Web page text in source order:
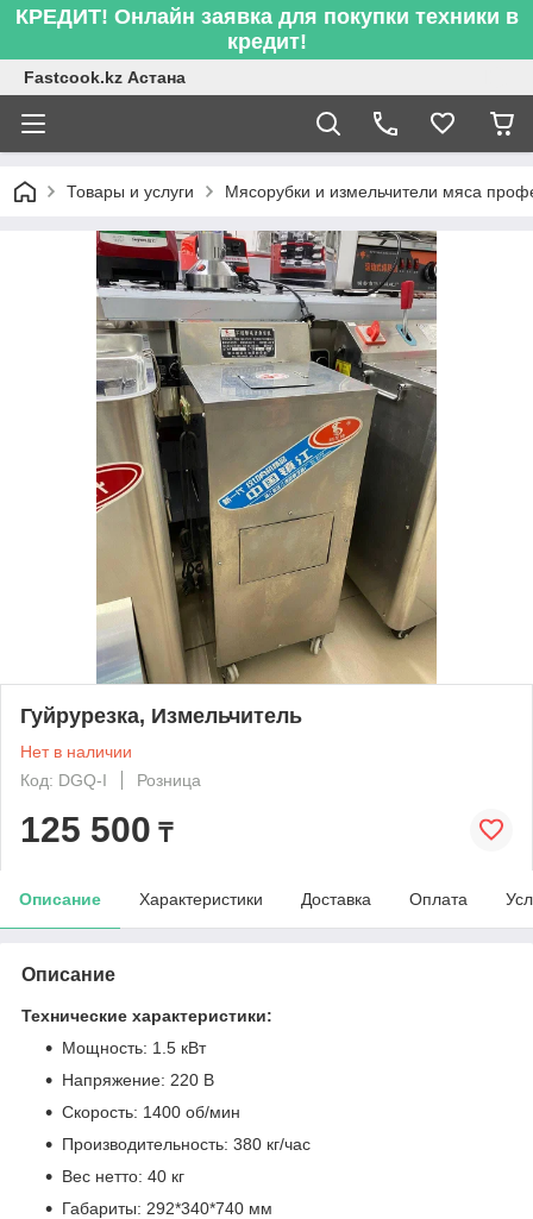
КРЕДИТ! Онлайн заявка для покупки техники в
кредит!
Fastcook.kz Астана
Товары и услуги Мясорубки и измельчители мяса
Гуйрурезка, Измельчитель
Нет в наличии
Код: DGQ-I
Розница
125 500 ₸
Описание Характеристики Доставка Оплата
Описание
Технические характеристики:
Мощность: 1.5 кВт
Напряжение: 220 В
Скорость: 1400 об/мин
Производительность: 380 кг/час
Вес нетто: 40 кг
Габариты: 292*340*740 мм